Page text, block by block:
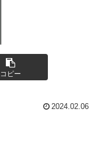
コピー
2024.02.06